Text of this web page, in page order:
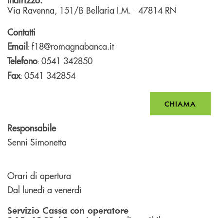
Via Ravenna, 151/B Bellaria I.M. - 47814 RN
Contatti
Email : f18@romagnabanca.it
Telefono: 0541 342850
Fax: 0541 342854
CHIAMA
Responsabile
Senni Simonetta
Orari di apertura
Dal lunedì a venerdì
Servizio Cassa con operatore